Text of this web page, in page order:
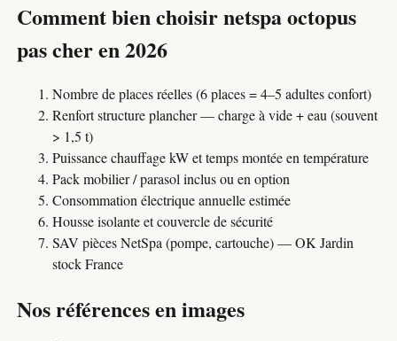
Comment bien choisir netspa octopus
pas cher en 2026
Nombre de places réelles (6 places = 4–5 adultes confort)
Renfort structure plancher — charge à vide + eau (souvent
> 1,5 t)
Puissance chauffage kW et temps montée en température
Pack mobilier / parasol inclus ou en option
Consommation électrique annuelle estimée
Housse isolante et couvercle de sécurité
SAV pièces NetSpa (pompe, cartouche) — OK Jardin
stock France
Nos références en images